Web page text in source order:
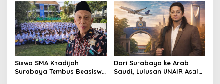
Siswa SMA Khadijah
Surabaya Tembus Beasiswa
Dari Surabaya ke Arab
Saudi, Lulusan UNAIR Asal